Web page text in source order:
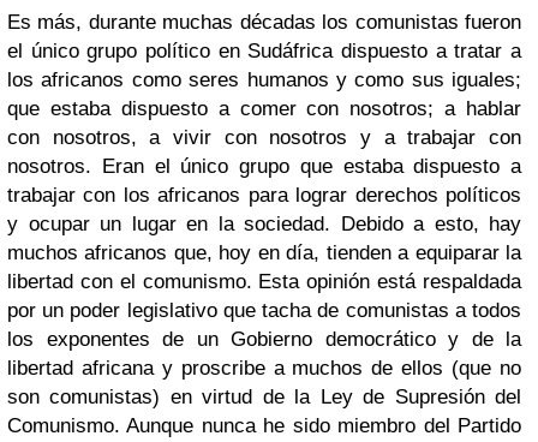
Es más, durante muchas décadas los comunistas fueron
el único grupo político en Sudáfrica dispuesto a tratar a
los africanos como seres humanos y como sus iguales;
que estaba dispuesto a comer con nosotros; a hablar
con nosotros, a vivir con nosotros y a trabajar con
nosotros. Eran el único grupo que estaba dispuesto a
trabajar con los africanos para lograr derechos políticos
y ocupar un lugar en la sociedad. Debido a esto, hay
muchos africanos que, hoy en día, tienden a equiparar la
libertad con el comunismo. Esta opinión está respaldada
por un poder legislativo que tacha de comunistas a todos
los exponentes de un Gobierno democrático y de la
libertad africana y proscribe a muchos de ellos (que no
son comunistas) en virtud de la Ley de Supresión del
Comunismo. Aunque nunca he sido miembro del Partido